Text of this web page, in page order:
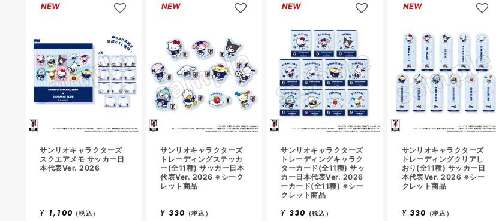
NEW
サンリオキャラクターズ
スクエアメモ サッカー日
本代表Ver. 2026
¥ 1,100 (税込）
NEW
サンリオキャラクターズ
トレーディングステッカ
ー(全11種) サッカー日本
代表Ver. 2026 ※シーク
レット商品
¥ 330 (税込）
NEW
サンリオキャラクターズ
トレーディングキャラク
ターカード(全11種) サッ
カー日本代表Ver. 2026
ーカード(全11種) ※シー
クレット商品
¥ 330 (税込）
NEW
サンリオキャラクターズ
トレーディングクリアし
おり(全11種) サッカー日
本代表Ver. 2026 ※シー
クレット商品
¥ 330 (税込）